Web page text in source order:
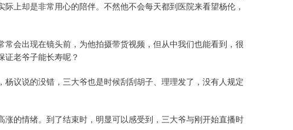
上却是非常用心的陪伴。不然他不会每天都到医院来看望杨伦，
会出现在镜头前，为他拍摄带货视频，但从中我们也能看到，很
证老爷子能长寿呢？
议说的没错，三大爷也是时候刮刮胡子、理理发了，没有人规定
的情绪。到了结束时，明显可以感受到，三大爷与刚开始直播时